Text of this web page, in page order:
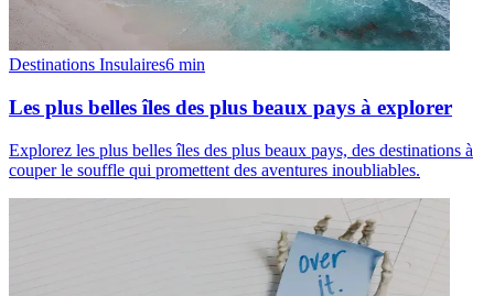
Destinations Insulaires6 min
Les plus belles îles des plus beaux pays à explorer
Explorez les plus belles îles des plus beaux pays, des destinations à
couper le souffle qui promettent des aventures inoubliables.